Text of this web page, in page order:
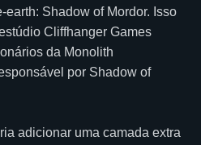
Shadow of Mordor. Isso
Cliffhanger Games
da Monolith
por Shadow of
adicionar uma camada extra